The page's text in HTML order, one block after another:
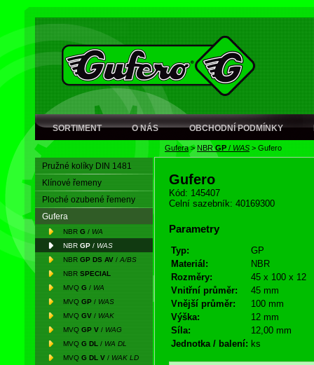
SORTIMENT O NÁS OBCHODNÍ PODMÍNKY
Gufera> NBRGP / WAS > Gufero
Pružné kolíky DIN 1481
Klínové řemeny
Ploché ozubené řemeny
Gufera
NBR G / WA
NBR GP / WAS
NBR GP DS AV / A/BS
NBR SPECIAL
MVQ G / WA
MVQ GP / WAS
MVQ GV / WAK
MVQ GP V / WAG
MVQ G DL / WA DL
MVQ G DL V / WAK LD
Gufero
Kód: 145407
Celní sazebník: 40169300
Parametry
Typ:
GP
Materiál:
NBR
Rozměry:
45 x 100 x 12
Vnitřní průměr:
45 mm
Vnější průměr:
100 mm
Výška:
12 mm
Síla:
12,00 mm
Jednotka / balení: ks